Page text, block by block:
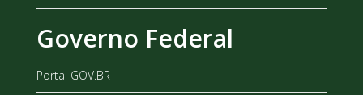
Governo Federal
Portal GOV.BR